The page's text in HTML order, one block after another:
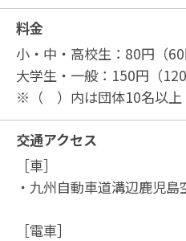
料金
小・中・高校生：80円（60
大学生・一般：150円（120
※（ ）内は団体10名以上
交通アクセス
［車］
・九州自動車道溝辺鹿児
［電車］